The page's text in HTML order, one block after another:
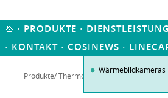
· PRODUKTE ·
· KONTAKT · COSINEWS ·
Produkte/Thermographie /
Wärmebildkameras